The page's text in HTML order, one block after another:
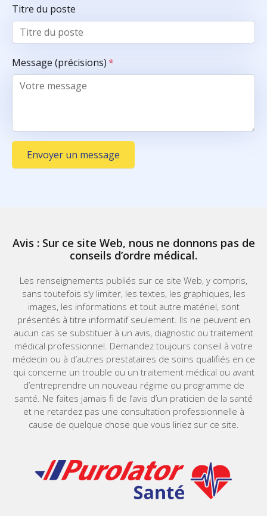
Titre du poste
Message (précisions)*
Envoyer un message
Avis : Sur ce site Web, nous ne donnons pas de
conseils d’ordre médical.
Les renseignements publiés sur ce site Web, y compris,
sans toutefois s’y limiter, les textes, les graphiques, les
images, les informations et tout autre matériel, sont
présentés à titre informatif seulement. Ils ne peuvent en
aucun cas se substituer à un avis, diagnostic ou traitement
médical professionnel. Demandez toujours conseil à votre
médecin ou à d’autres prestataires de soins qualifiés en ce
qui concerne un trouble ou un traitement médical ou avant
d’entreprendre un nouveau régime ou programme de
santé. Ne faites jamais fi de l’avis d’un praticien de la santé
et ne retardez pas une consultation professionnelle à
cause de quelque chose que vous liriez sur ce site.
Home